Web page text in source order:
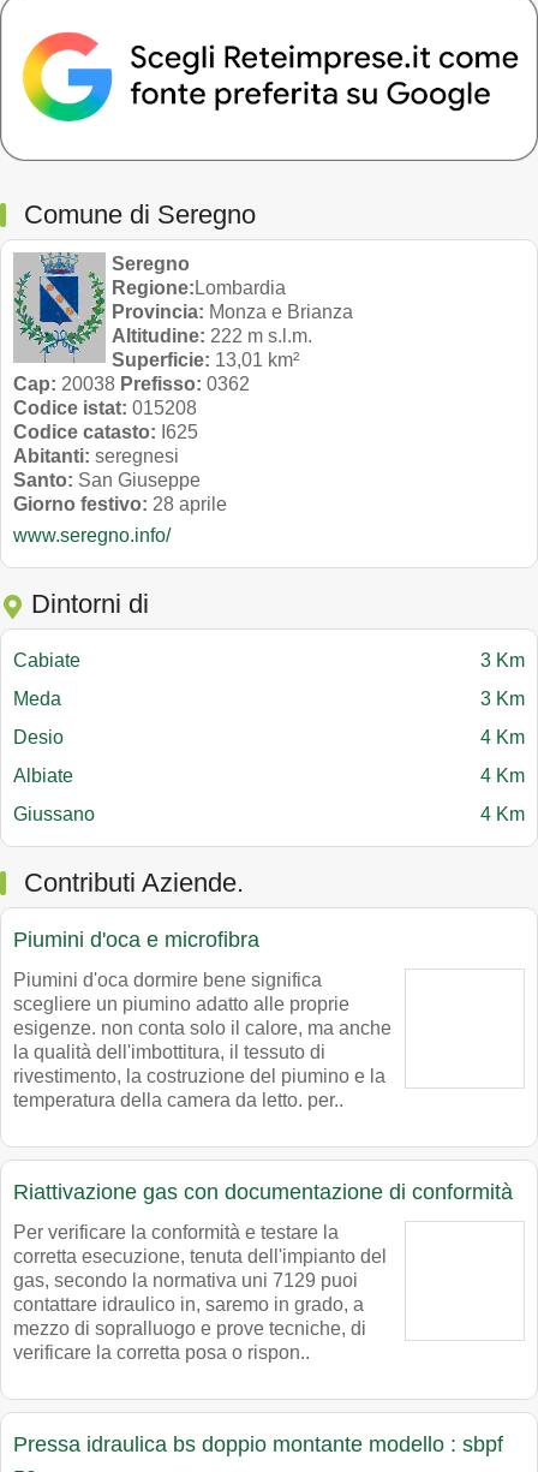
Comune di Seregno
Seregno
Regione: Lombardia
Provincia: Monza e Brianza
Altitudine: 222 m s.l.m.
Superficie: 13,01 km²
Cap: 20038 Prefisso: 0362
Codice istat: 015208
Codice catasto: I625
Abitanti: seregnesi
Santo: San Giuseppe
Giorno festivo: 28 aprile
www.seregno.info/
Dintorni di
Cabiate
3 Km
Meda
3 Km
Desio
4 Km
Albiate
4 Km
Giussano
4 Km
Contributi Aziende.
Piumini d'oca e microfibra
Piumini d'oca dormire bene significa
scegliere un piumino adatto alle proprie
esigenze. non conta solo il calore, ma anche
la qualità dell'imbottitura, il tessuto di
rivestimento, la costruzione del piumino e la
temperatura della camera da letto. per..
Riattivazione gas con documentazione di conformità
Per verificare la conformità e testare la
corretta esecuzione, tenuta dell'impianto del
gas, secondo la normativa uni 7129 puoi
contattare idraulico in, saremo in grado, a
mezzo di sopralluogo e prove tecniche, di
verificare la corretta posa o rispon..
Pressa idraulica bs doppio montante modello : sbpf